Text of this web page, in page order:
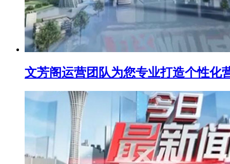
文芳阁运营团队为您专业打造个性化